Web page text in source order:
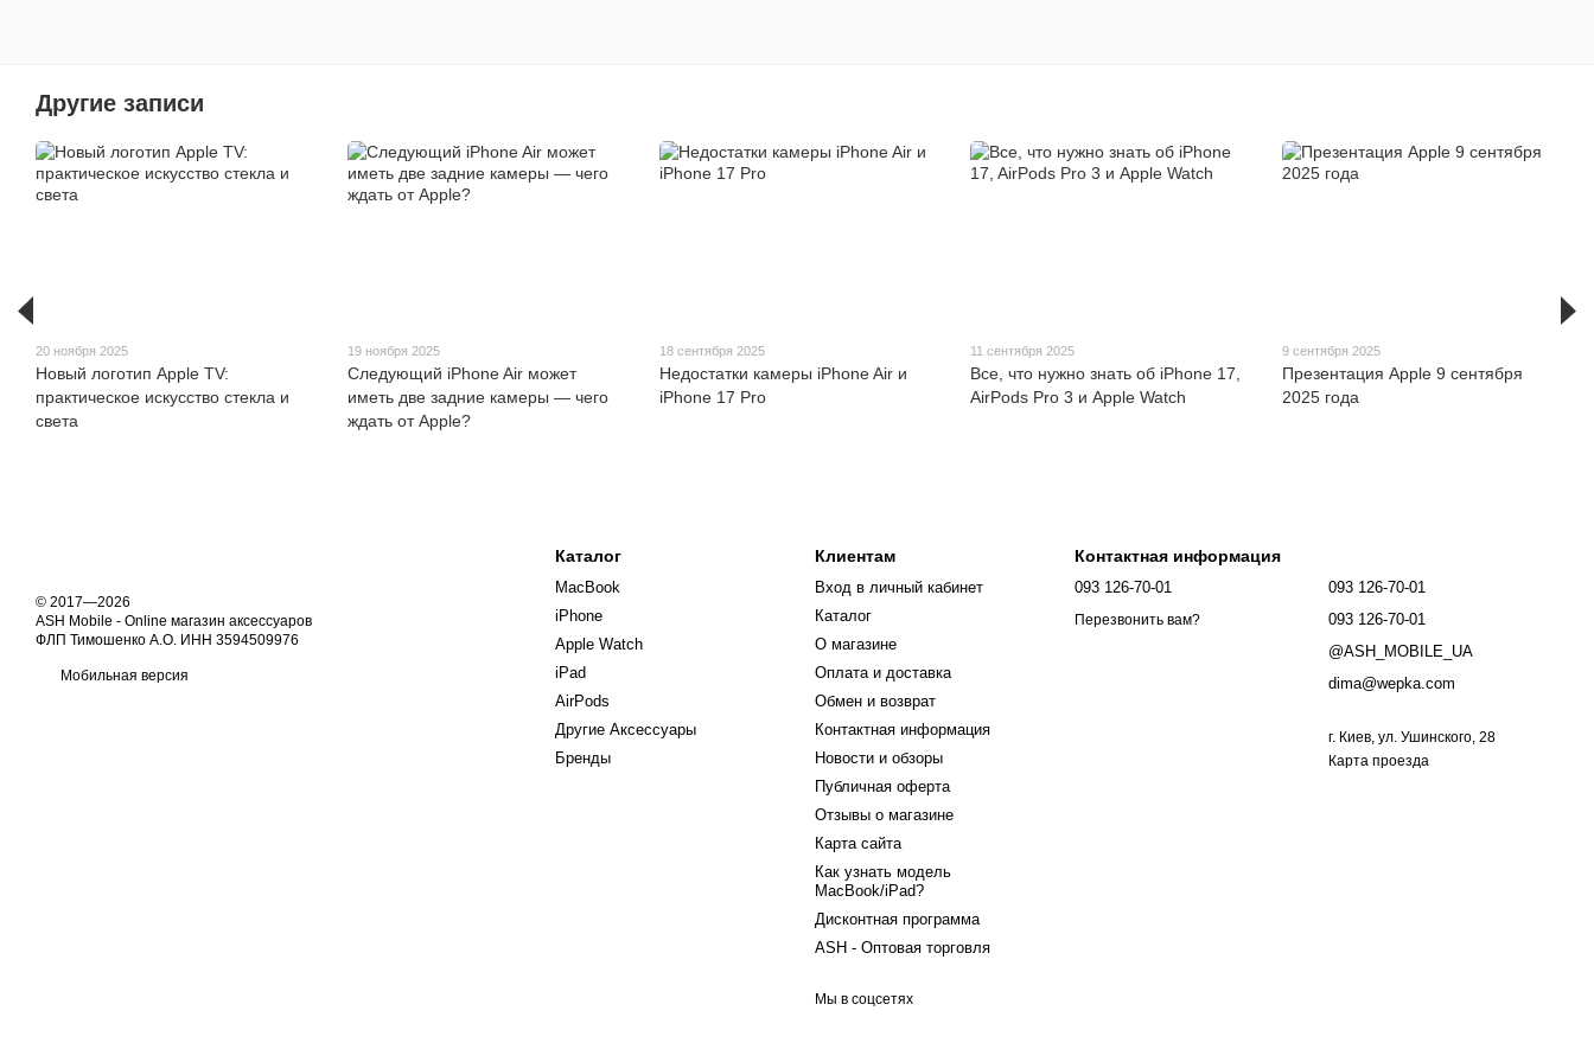
Другие записи
20 ноября 2025
Новый логотип Apple TV:
практическое искусство стекла и
света
19 ноября 2025
Следующий iPhone Air может
иметь две задние камеры — чего
ждать от Apple?
18 сентября 2025
Недостатки камеры iPhone Air и
iPhone 17 Pro
11 сентября 2025
Все, что нужно знать об iPhone 17,
AirPods Pro 3 и Apple Watch
9 сентября 2025
Презентация Apple 9 сентября
2025 года
© 2017—2026
ASH Mobile - Online магазин аксессуаров
ФЛП Тимошенко А.О. ИНН 3594509976
Мобильная версия
Каталог
MacBook
iPhone
Apple Watch
iPad
AirPods
Другие Аксессуары
Бренды
Клиентам
Вход в личный кабинет
Каталог
О магазине
Оплата и доставка
Обмен и возврат
Контактная информация
Новости и обзоры
Публичная оферта
Отзывы о магазине
Карта сайта
Как узнать модель
MacBook/iPad?
Дисконтная программа
ASH - Оптовая торговля
Мы в соцсетях
Контактная информация
093 126-70-01
Перезвонить вам?
093 126-70-01
093 126-70-01
@ASH_MOBILE_UA
dima@wepka.com
г. Киев, ул. Ушинского, 28
Карта проезда